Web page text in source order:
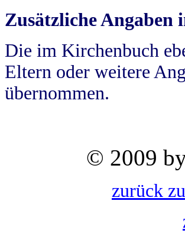
Zusätzliche Angaben
Die im Kirchenbuch
Eltern oder weitere
übernommen.
© 2009
zurück